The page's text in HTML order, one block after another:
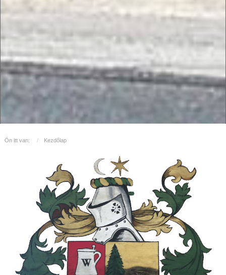
Ön itt van: Kezdőlap